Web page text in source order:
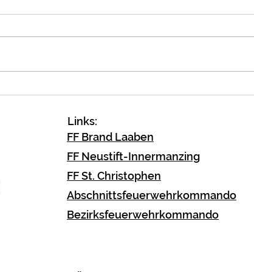
Verkehrsunfall
Links:
FF Brand Laaben
FF Neustift-Innermanzing
FF St. Christophen
Abschnittsfeuerwehrkommando
Bezirksfeuerwehrkommando